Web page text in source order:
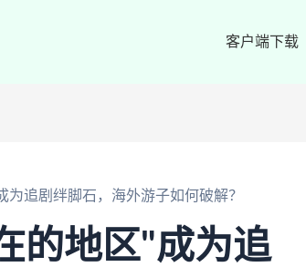
客户端下载
追剧绊脚石，海外游子如何破解？
的地区"成为追